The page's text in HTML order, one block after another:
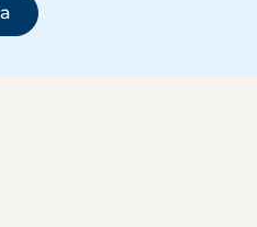
(se abre en una ventana